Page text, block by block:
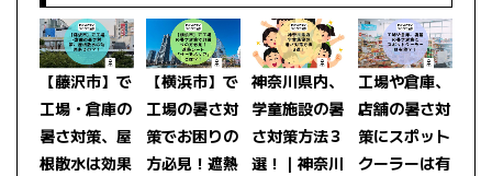
【藤沢市】で
工場・倉庫の
暑さ対策、屋
根散水は効果
【横浜市】で
工場の暑さ対
策でお困りの
方必見！遮熱
神奈川県内、
学童施設の暑
さ対策方法３
選！｜神奈川
工場や倉庫、
店舗の暑さ対
策にスポット
クーラーは有